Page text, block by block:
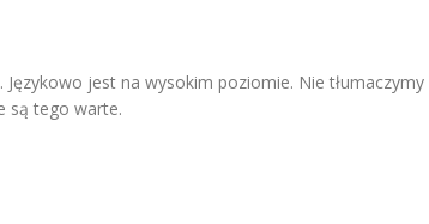
jest na wysokim poziomie. Nie
są tego warte.